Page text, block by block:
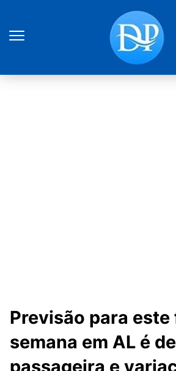
Previsão para este
semana em AL é
passageira e